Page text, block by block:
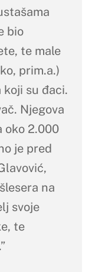
bio
te male
prim.a.)
su đaci.
Njegova
oko 2.000
je pred
na
svoje
te